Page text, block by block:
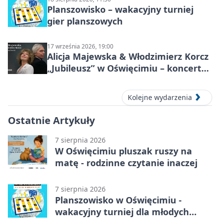
Planszowisko – wakacyjny turniej
gier planszowych
17 września 2026, 19:00
Alicja Majewska & Włodzimierz Korcz
„Jubileusz” w Oświęcimiu – koncert
Kolejne wydarzenia
Ostatnie Artykuły
7 sierpnia 2026
W Oświęcimiu pluszak ruszy na
matę - rodzinne czytanie inaczej
7 sierpnia 2026
Planszowisko w Oświęcimiu -
wakacyjny turniej dla młodych